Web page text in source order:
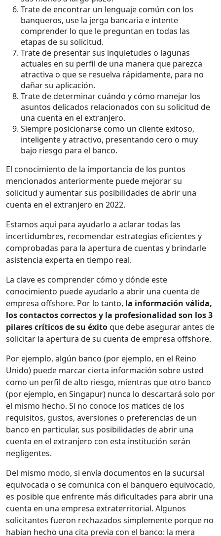
Trate de encontrar un lenguaje común con los
banqueros, use la jerga bancaria e intente
comprender lo que le preguntan en todas las
etapas de su solicitud.
Trate de presentar sus inquietudes o lagunas
actuales en su perfil de una manera que parezca
atractiva o que se resuelva rápidamente, para no
dañar su aplicación.
Trate de determinar cuándo y cómo manejar los
asuntos delicados relacionados con su solicitud de
una cuenta en el extranjero.
Siempre posicionarse como un cliente exitoso,
inteligente y atractivo, presentando cero o muy
bajo riesgo para el banco.
El conocimiento de la importancia de los puntos
mencionados anteriormente puede mejorar su
solicitud y aumentar sus posibilidades de abrir una
cuenta en el extranjero en 2022.
Estamos aquí para ayudarlo a aclarar todas las
incertidumbres, recomendar estrategias eficientes y
comprobadas para la apertura de cuentas y brindarle
asistencia experta en tiempo real.
La clave es comprender cómo y dónde este
conocimiento puede ayudarlo a abrir una cuenta de
empresa offshore. Por lo tanto, la información válida,
los contactos correctos y la profesionalidad son los 3
pilares críticos de su éxitoque debe asegurar antes de
solicitar la apertura de su cuenta de empresa offshore.
Por ejemplo, algún banco (por ejemplo, en el Reino
Unido) puede marcar cierta información sobre usted
como un perfil de alto riesgo, mientras que otro banco
(por ejemplo, en Singapur) nunca lo descartará solo por
el mismo hecho. Si no conoce los matices de los
requisitos, gustos, aversiones o preferencias de un
banco en particular, sus posibilidades de abrir una
cuenta en el extranjero con esta institución serán
negligentes.
Del mismo modo, si envía documentos en la sucursal
equivocada o se comunica con el banquero equivocado,
es posible que enfrente más dificultades para abrir una
cuenta en una empresa extraterritorial. Algunos
solicitantes fueron rechazados simplemente porque no
habían hecho una cita previa con el banco: la mera